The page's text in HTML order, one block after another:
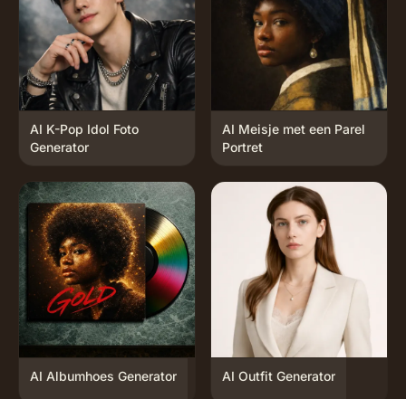
AI K-Pop Idol Foto
Generator
AI Meisje met een Parel
Portret
AI Albumhoes Generator AI Outfit Generator